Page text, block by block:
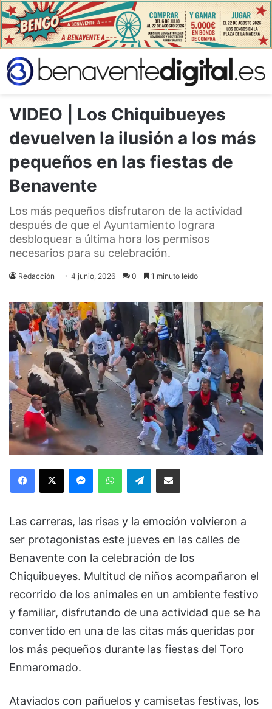
VIDEO | Los Chiquibueyes
devuelven la ilusión a los más
pequeños en las fiestas de
Benavente
Los más pequeños disfrutaron de la actividad
después de que el Ayuntamiento lograra
desbloquear a última hora los permisos
necesarios para su celebración.
Redacción 4 junio, 2026 0 1 minuto leído
Facebook
X MessengerWhatsAppTelegramCompartir via Email
Las carreras, las risas y la emoción volvieron a
ser protagonistas este jueves en las calles de
Benavente con la celebración de los
Chiquibueyes. Multitud de niños acompañaron el
recorrido de los animales en un ambiente festivo
y familiar, disfrutando de una actividad que se ha
convertido en una de las citas más queridas por
los más pequeños durante las fiestas del Toro
Enmaromado.
Ataviados con pañuelos y camisetas festivas, los